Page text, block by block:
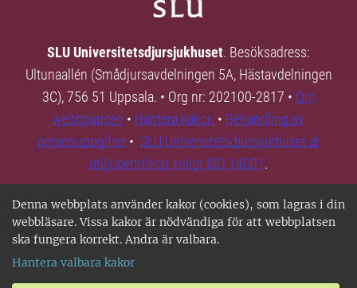
Denna webbplats använder kakor (cookies), som lagras i din
webbläsare. Vissa kakor är nödvändiga för att webbplatsen
ska fungera korrekt. Andra är valbara.
Hantera valbara kakor
SLU Universitetsdjursjukhuset. Besöksadress:
Ultunaallén (Smådjursavdelningen 5A, Hästavdelningen
3C), 756 51 Uppsala. • Org nr: 202100-2817 • Om
webbplatsen • Hantera kakor • Behandling av
personuppgifter • SLU Universitetsdjursjukhuset är
miljöcertifierat enligt ISO 14001.